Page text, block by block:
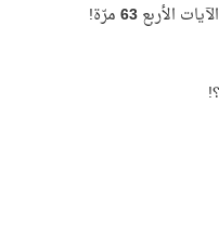
الأربع63مرّة!